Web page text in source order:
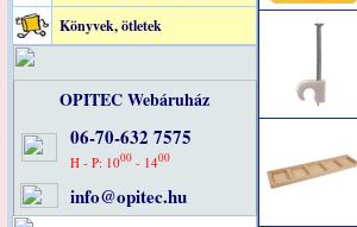
Könyvek, ötletek
OPITEC Webáruház
06-70-632 7575
H - P: 1000- 1400
info@opitec.hu